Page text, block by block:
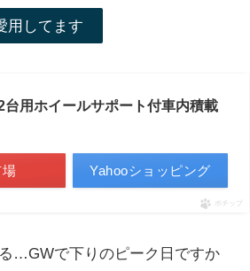
用してます
用ホイールサポート付車内積載
Yahooショッピング
ポチップ
…GWで下りのピーク日ですか